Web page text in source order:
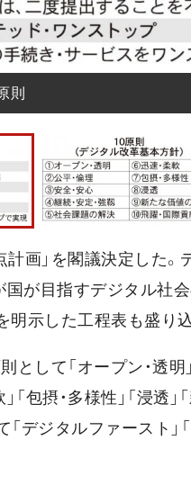
則
画」を閣議決定した
が目指すデジタル社会
明示した工程表も盛り込
て「オープン・透明」「
包摂・多様性」「浸透」
ジタルファースト」